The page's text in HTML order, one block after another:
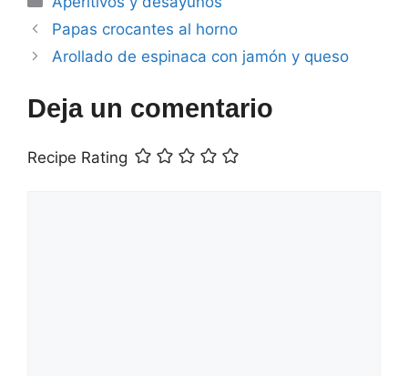
Papas crocantes al horno
Arollado de espinaca con jamón y queso
Deja un comentario
Recipe Rating